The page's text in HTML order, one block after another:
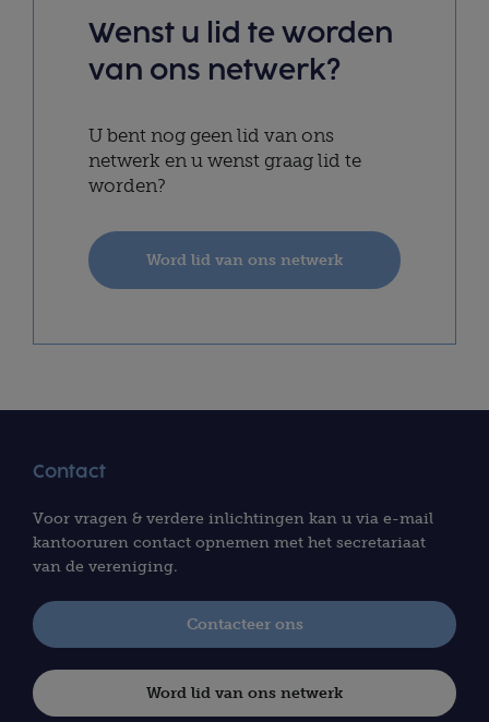
Wenst u lid te worden
van ons netwerk?
U bent nog geen lid van ons
netwerk en u wenst graag lid te
worden?
Word lid van ons netwerk
Contact
Voor vragen & verdere inlichtingen kan u via e-mail
kantooruren contact opnemen met het secretariaat
van de vereniging.
Contacteer ons
Word lid van ons netwerk